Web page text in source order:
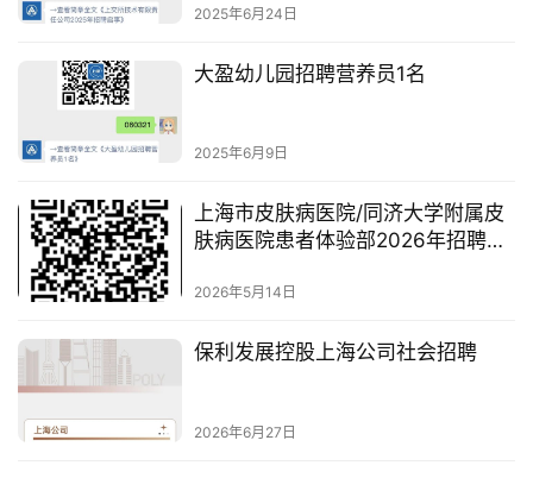
2025年6月24日
大盈幼儿园招聘营养员1名
2025年6月9日
上海市皮肤病医院/同济大学附属皮
肤病医院患者体验部2026年招聘公
2026年5月14日
保利发展控股上海公司社会招聘
2026年6月27日